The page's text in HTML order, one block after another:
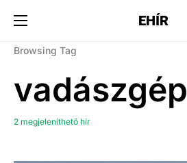
EHÍR
Browsing Tag
vadászgép
2 megjeleníthető hír